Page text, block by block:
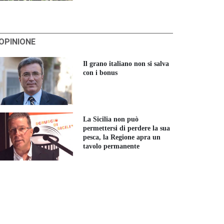
Il grano italiano non si salva
con i bonus
La Sicilia non può
permettersi di perdere la sua
pesca, la Regione apra un
tavolo permanente